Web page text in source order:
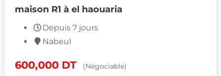
maison R1 à el haouaria
Depuis 7 jours
Nabeul
600,000 DT (Négociable)